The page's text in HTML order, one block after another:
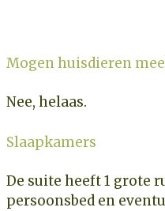
Mogen huisdieren
Nee, helaas.
Slaapkamers
De suite heeft 1 grote
persoonsbed en